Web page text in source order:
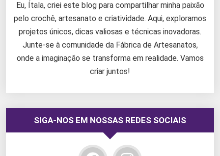
Eu, Ítala, criei este blog para compartilhar minha paixão
pelo crochê, artesanato e criatividade. Aqui, exploramos
projetos únicos, dicas valiosas e técnicas inovadoras.
Junte-se à comunidade da Fábrica de Artesanatos,
onde a imaginação se transforma em realidade. Vamos
criar juntos!
SIGA-NOS EM NOSSAS REDES SOCIAIS